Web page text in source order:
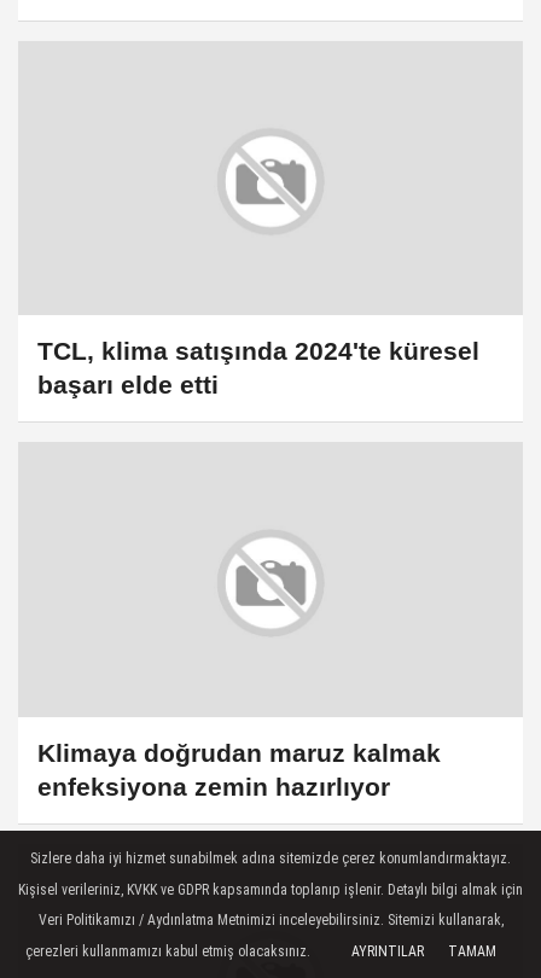
TCL, klima satışında 2024'te küresel
başarı elde etti
Klimaya doğrudan maruz kalmak
enfeksiyona zemin hazırlıyor
Sizlere daha iyi hizmet sunabilmek adına sitemizde çerez konumlandırmaktayız.
Kişisel verileriniz, KVKK ve GDPR kapsamında toplanıp işlenir. Detaylı bilgi almak için
Veri Politikamızı / Aydınlatma Metnimizi inceleyebilirsiniz. Sitemizi kullanarak,
çerezleri kullanmamızı kabul etmiş olacaksınız.
AYRINTILAR TAMAM